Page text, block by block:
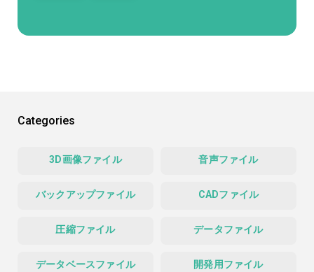
Categories
3D画像ファイル 音声ファイル
バックアップファイル CADファイル
圧縮ファイル データファイル
データベースファイル 開発用ファイル